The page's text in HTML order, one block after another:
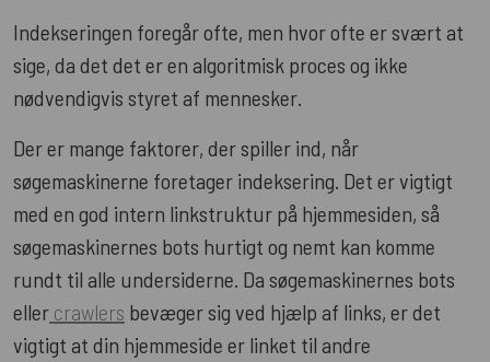
Indekseringen foregår ofte, men hvor ofte er svært at
sige, da det det er en algoritmisk proces og ikke
nødvendigvis styret af mennesker.
Der er mange faktorer, der spiller ind, når
søgemaskinerne foretager indeksering. Det er vigtigt
med en god intern linkstruktur på hjemmesiden, så
søgemaskinernes bots hurtigt og nemt kan komme
rundt til alle undersiderne. Da søgemaskinernes bots
eller crawlers bevæger sig ved hjælp af links, er det
vigtigt at din hjemmeside er linket til andre